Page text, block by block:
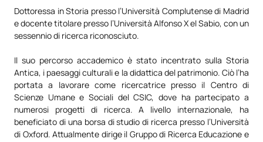
Dottoressa in Storia presso l’Università Complutense di Madrid
e docente titolare presso l’Università Alfonso X el Sabio, con un
sessennio di ricerca riconosciuto.
Il suo percorso accademico è stato incentrato sulla Storia
Antica, i paesaggi culturali e la didattica del patrimonio. Ciò l’ha
portata a lavorare come ricercatrice presso il Centro di
Scienze Umane e Sociali del CSIC, dove ha partecipato a
numerosi progetti di ricerca. A livello internazionale, ha
beneficiato di una borsa di studio di ricerca presso l’Università
di Oxford. Attualmente dirige il Gruppo di Ricerca Educazione e